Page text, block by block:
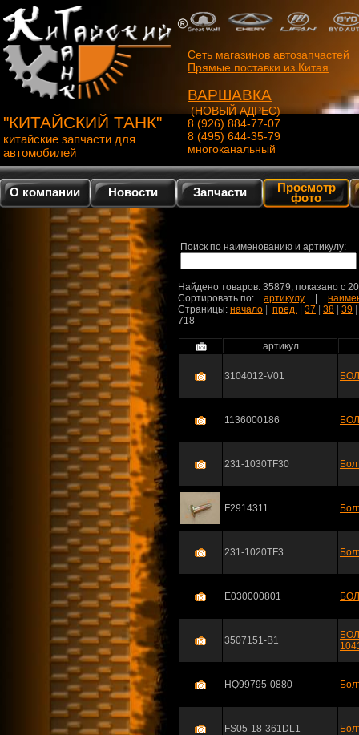
"КИТАЙСКИЙ ТАНК"
китайские запчасти для
автомобилей
Сеть магазинов автозапчастей
Прямые поставки из Китая
ВАРШАВКА
(НОВЫЙ АДРЕС)
8 (926) 884-77-07
8 (495) 644-35-79
многоканальный
О компании Новости Запчасти Просмотр
фото
Поиск по наименованию и артикулу:
Найдено товаров: 35879, показано c
Сортировать по: артикулу
Страницы: начало пред. 37 38 39
718
артикул
3104012-V01
1136000186
231-1030TF30
F2914311
231-1020TF3
E030000801
3507151-B1
HQ99795-0880
FS05-18-361DL1